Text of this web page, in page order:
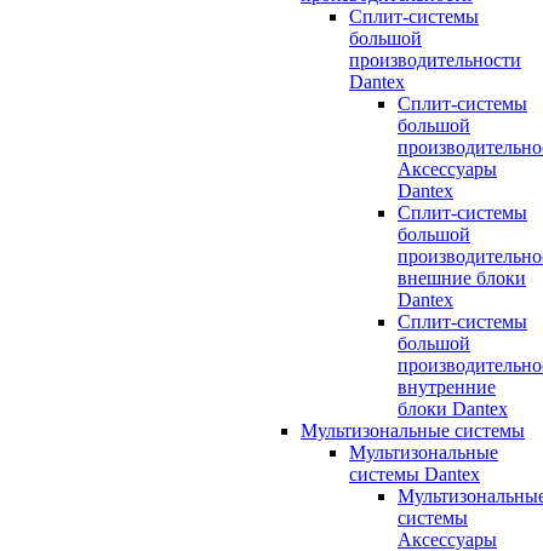
Сплит-системы
большой
производительности
Dantex
Сплит-системы
большой
Аксессуары
Dantex
Сплит-системы
большой
внешние блоки
Dantex
Сплит-системы
большой
внутренние
блоки Dantex
Мультизональные системы
Мультизональные
системы Dantex
системы
Аксессуары